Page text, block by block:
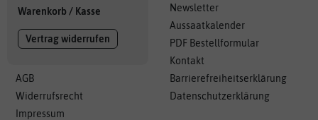
Warenkorb / Kasse
Vertrag widerrufen
AGB
Widerrufsrecht
Impressum
Newsletter
Aussaatkalender
PDF Bestellformular
Kontakt
Barrierefreiheitserklärung
Datenschutzerklärung